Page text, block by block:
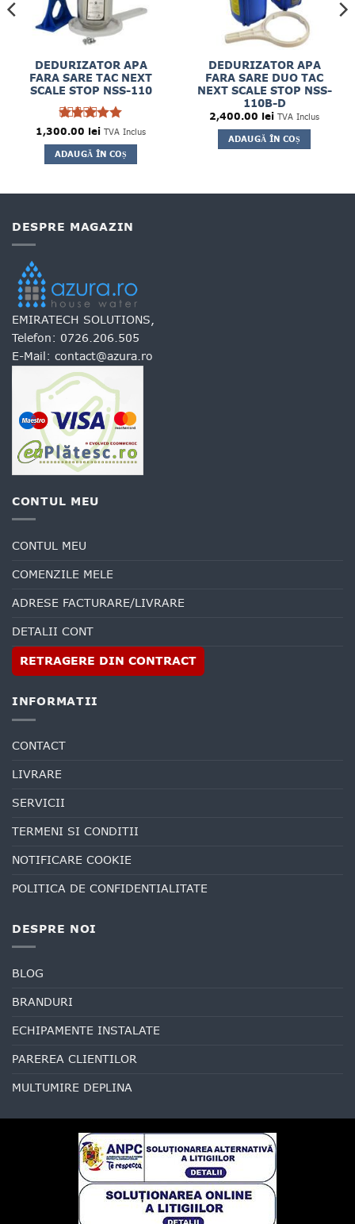
DEDURIZATOR APA
FARA SARE TAC NEXT
SCALE STOP NSS-110
Evaluat la
5din 5
1,300.00 lei TVA Inclus
ADAUGĂ ÎN COȘ
DEDURIZATOR APA
FARA SARE DUO TAC
NEXT SCALE STOP NSS-
110B-D
2,400.00 lei TVA Inclus
ADAUGĂ ÎN COȘ
DESPRE MAGAZIN
EMIRATECH SOLUTIONS,
Telefon: 0726.206.505
E-Mail: contact@azura.ro
CONTUL MEU
CONTUL MEU
COMENZILE MELE
ADRESE FACTURARE/LIVRARE
DETALII CONT
RETRAGERE DIN CONTRACT
INFORMATII
CONTACT
LIVRARE
SERVICII
TERMENI SI CONDITII
NOTIFICARE COOKIE
POLITICA DE CONFIDENTIALITATE
DESPRE NOI
BLOG
BRANDURI
ECHIPAMENTE INSTALATE
PAREREA CLIENTILOR
MULTUMIRE DEPLINA